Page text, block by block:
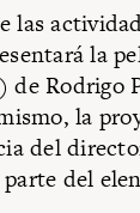
las
la
de Rodrigo
la
del
del